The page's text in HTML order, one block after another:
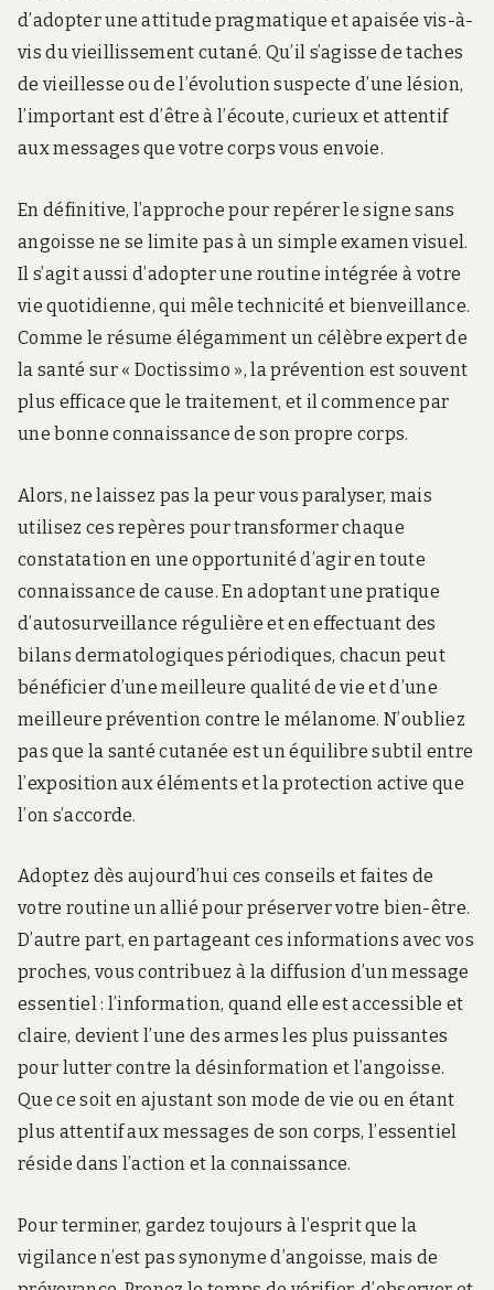
d’adopter une attitude pragmatique et apaisée vis-à-
vis du vieillissement cutané. Qu’il s’agisse de taches
de vieillesse ou de l’évolution suspecte d’une lésion,
l’important est d’être à l’écoute, curieux et attentif
aux messages que votre corps vous envoie.
En définitive, l’approche pour repérer le signe sans
angoisse ne se limite pas à un simple examen visuel.
Il s’agit aussi d’adopter une routine intégrée à votre
vie quotidienne, qui mêle technicité et bienveillance.
Comme le résume élégamment un célèbre expert de
la santé sur « Doctissimo »,la prévention est souvent
plus efficace que le traitement, et il commence par
une bonne connaissance de son propre corps.
Alors, ne laissez pas la peur vous paralyser, mais
utilisez ces repères pour transformer chaque
constatation en une opportunité d’agir en toute
connaissance de cause. En adoptant une pratique
d’autosurveillance régulière et en effectuant des
bilans dermatologiques périodiques, chacun peut
bénéficier d’une meilleure qualité de vie et d’une
meilleure prévention contre le mélanome. N’oubliez
pas que la santé cutanée est un équilibre subtil entre
l’exposition aux éléments et la protection active que
l’on s’accorde.
Adoptez dès aujourd’hui ces conseils et faites de
votre routine un allié pour préserver votre bien-être.
D’autre part, en partageant ces informations avec vos
proches, vous contribuez à la diffusion d’un message
essentiel : l’information, quand elle est accessible et
claire, devient l’une des armes les plus puissantes
pour lutter contre la désinformation et l’angoisse.
Que ce soit en ajustant son mode de vie ou en étant
plus attentif aux messages de son corps, l’essentiel
réside dans l’action et la connaissance.
Pour terminer, gardez toujours à l’esprit que la
vigilance n’est pas synonyme d’angoisse, mais de